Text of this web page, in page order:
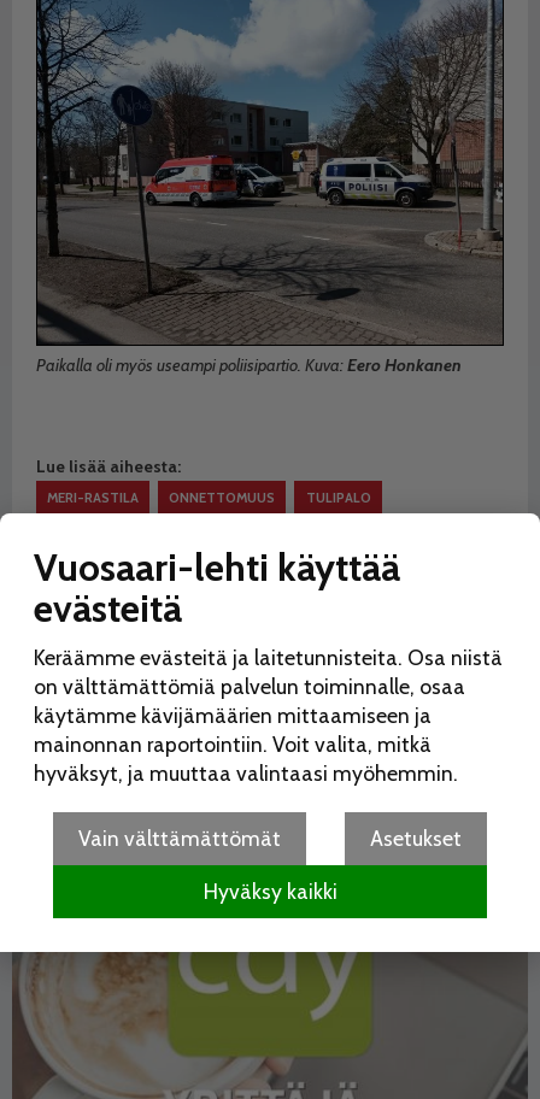
Paikalla oli myös useampi poliisipartio. Kuva:Eero Honkanen
Lue lisää aiheesta:
MERI-RASTILA ONNETTOMUUS TULIPALO
Jaa:
Vuosaari-lehti käyttää
evästeitä
Keräämme evästeitä ja laitetunnisteita. Osa niistä
on välttämättömiä palvelun toiminnalle, osaa
käytämme kävijämäärien mittaamiseen ja
mainonnan raportointiin. Voit valita, mitkä
hyväksyt, ja muuttaa valintaasi myöhemmin.
Vain välttämättömät Asetukset
Hyväksy kaikki